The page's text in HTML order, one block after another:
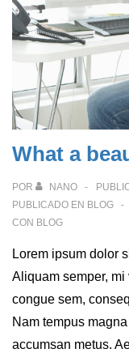
What a
POR NANO
PUBLICADO EN BLOG
CON BLOG
Lorem ipsum dolor
Aliquam semper,
congue sem,
Nam tempus
accumsan metus.